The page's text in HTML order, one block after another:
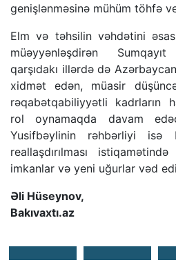
genişlənməsinə mühüm töhfə
Elm və təhsilin vəhdətini
müəyyənləşdirən
qarşıdakı illərdə də
xidmət edən, müasir
rəqabətqabiliyyətli kadrların
rol oynamaqda davam
Yusifbəylinin rəhbərliyi isə
reallaşdırılması
imkanlar və yeni uğurlar vəd
Əli Hüseynov,
Bakıvaxtı.az